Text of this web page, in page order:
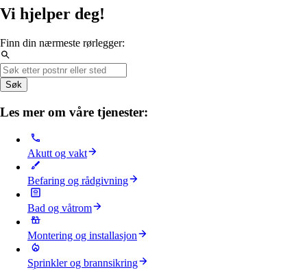
Vi hjelper deg!
Finn din nærmeste rørlegger:
Søk
Les mer om våre tjenester:
Akutt og vakt
Befaring og rådgivning
Bad og våtrom
Montering og installasjon
Sprinkler og brannsikring